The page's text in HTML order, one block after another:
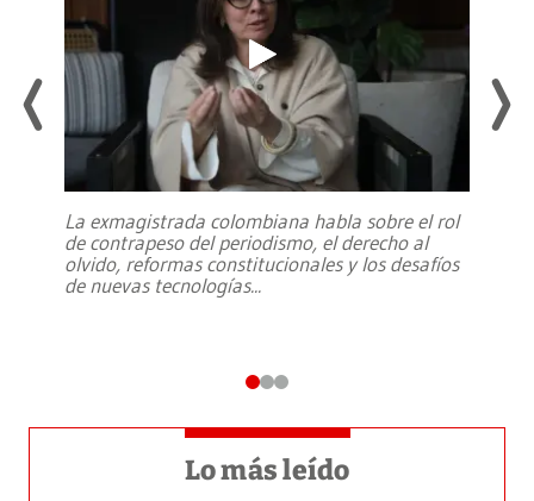
La exmagistrada colombiana habla sobre el rol
de contrapeso del periodismo, el derecho al
olvido, reformas constitucionales y los desafíos
de nuevas tecnologías...
Lo más leído